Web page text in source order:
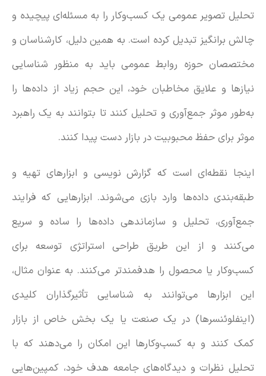
تحلیل تصویر عمومی یک کسب‌و‌کار را به مسئله‌ای پیچیده و
چالش برانگیز تبدیل کرده است. به همین دلیل، کارشناسان و
مختصصان حوزه روابط عمومی باید به منظور شناسایی
نیازها و علایق مخاطبان خود، این حجم زیاد از داده‌ها را
به‌طور موثر جمع‌آوری و تحلیل کنند تا بتوانند به یک راهبرد
موثر برای حفظ محبوبیت در بازار دست پیدا کنند.
اینجا نقطه‌ای است که گزارش نویسی و ابزارهای تهیه و
طبقه‌بندی داده‌ها وارد بازی می‌شوند. ابزار‌هایی که فرایند
جمع‌آوری، تحلیل و سازماندهی داده‌ها را ساده و سریع
می‌کنند و از این طریق طراحی استراتژی توسعه برای
کسب‌وکار یا محصول را هدفمند‌تر می‌کنند. به عنوان مثال،
این ابزارها می‌توانند به شناسایی تأثیرگذاران کلیدی
(اینفلوئنسرها) در یک صنعت یا یک بخش خاص از بازار
کمک کنند و به کسب‌وکارها این امکان را می‌دهند که با
تحلیل نظرات و دیدگاه‌های جامعه هدف خود، کمپین‌هایی